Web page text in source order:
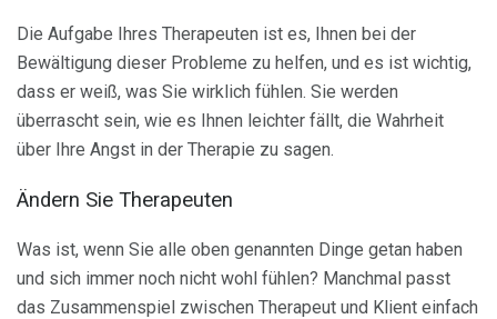
Die Aufgabe Ihres Therapeuten ist es, Ihnen bei der
Bewältigung dieser Probleme zu helfen, und es ist wichtig,
dass er weiß, was Sie wirklich fühlen. Sie werden
überrascht sein, wie es Ihnen leichter fällt, die Wahrheit
über Ihre Angst in der Therapie zu sagen.
Ändern Sie Therapeuten
Was ist, wenn Sie alle oben genannten Dinge getan haben
und sich immer noch nicht wohl fühlen? Manchmal passt
das Zusammenspiel zwischen Therapeut und Klient einfach